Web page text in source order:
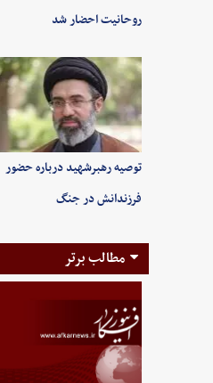
روحانیت احضار شد
توصیه رهبرشهید درباره حضور
فرزندانش در جنگ
مطالب برتر